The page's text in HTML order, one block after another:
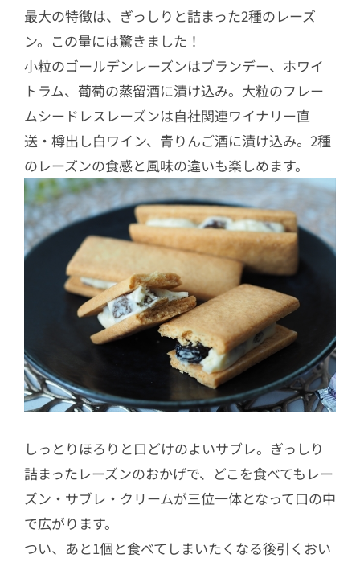
最大の特徴は、ぎっしりと詰まった2種のレーズ
ン。この量には驚きました！
小粒のゴールデンレーズンはブランデー、ホワイ
トラム、葡萄の蒸留酒に漬け込み。大粒のフレー
ムシードレスレーズンは自社関連ワイナリー直
送・樽出し白ワイン、青りんご酒に漬け込み。2種
のレーズンの食感と風味の違いも楽しめます。
しっとりほろりと口どけのよいサブレ。ぎっしり
詰まったレーズンのおかげで、どこを食べてもレー
ズン・サブレ・クリームが三位一体となって口の中
で広がります。
つい、あと1個と食べてしまいたくなる後引くおい